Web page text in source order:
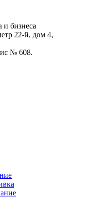
и бизнеса
22-й, дом 4,
№ 608.